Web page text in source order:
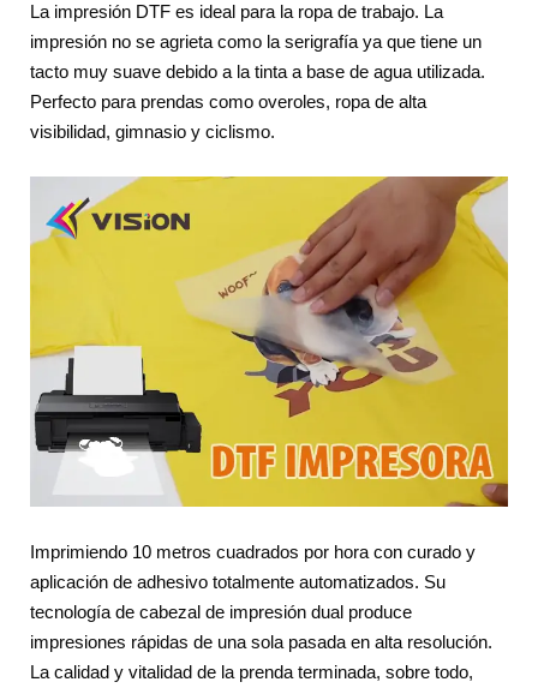
La impresión DTF es ideal para la ropa de trabajo. La
impresión no se agrieta como la serigrafía ya que tiene un
tacto muy suave debido a la tinta a base de agua utilizada.
Perfecto para prendas como overoles, ropa de alta
visibilidad, gimnasio y ciclismo.
Imprimiendo 10 metros cuadrados por hora con curado y
aplicación de adhesivo totalmente automatizados. Su
tecnología de cabezal de impresión dual produce
impresiones rápidas de una sola pasada en alta resolución.
La calidad y vitalidad de la prenda terminada, sobre todo,